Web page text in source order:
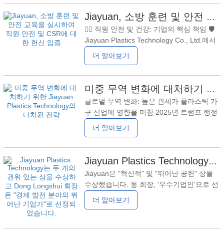
Jiayuan은 항상 "팀워크와
에 대한 깊은 헌신이기도 했습니다. 안전생
산을 강조하고, 기업정신을 생생하게 구현한
순간이었습니다."전문성으로 품질을 만들
고, 정직함으로 미래를 건설합니다." 직원 핸
드북 교육: 문화에 따뜻함과 힘을 확산 "우리
는 단순히 플라스틱 제품을 생산하는 것이
아니라 책임과 품질에 대한 믿음을 형성하고
Jiayuan, 소방 훈련 및 안전 교육을 실시하여 직원 안전 및 CSR에 대한 헌신 입증
👷‍♂️ 직원 안전 및 건강: 기업의 핵심 책임 🛡️
Jiayuan Plastics Technology Co., Ltd.에서
는 항상 모든 직원의 건강과 안전에 초점을
맞춰 "직원 안전 제일"이라는 원칙을 고수합
임직원의 안전의식과 비상대응 능력을 향상
시켜 예상치 못한 사고에도 침착함을 유지하
고 개인은 물론 동료의 안전을 확보하는 데
목적이 있습니다. 이러한 유형의 교육을 통
해 직원의 비상 대응 기술을 향상시킬 뿐만
아니라 회사가 직원의 복지에 얼마나
더 알아보기
미중 무역 변화에 대처하기 위한 Jiayuan Plastics Technology의 다차원 전략
글로벌 무역 변화: 높은 관세가 플라스틱 가
구 산업에 영향을 미침 2025년 트럼프 행정
부가 고관세를 재도입한 이후, 중국에서 미
국으로 수입되는 플라스틱 가정용품에 대한
다.22%-28%, 샤워 커튼 및 매트리스 보호
장치와 같은 주요 카테고리에는 추가 관세가
부과됩니다. 이런 가운데 미국 대형 유통업
체들의 전략은 크게 달라졌다.월마트중국 공
급업체가 관세 비용을 전액 부담해야 하며
이로 인해 공급망이 중단될 수 있다고 주장
더 알아보기
Jiayuan Plastics Technology는 두 개의 권위 있는 상을 수상하고 Dong Longshui 회장은 "경제 발전 분야의 뛰어난 기업가"로 선정되었습니다.
Jiayuan은 "혁신적" 및 "뛰어난 공헌" 상을
수상했습니다. 동 회장, '우수기업인'으로 선
다 ~에2025년 3월 8일,Jiayuan 플라스틱 기
고품질 개발 및 고위급 개막 컨퍼런스진닝경
더 알아보기